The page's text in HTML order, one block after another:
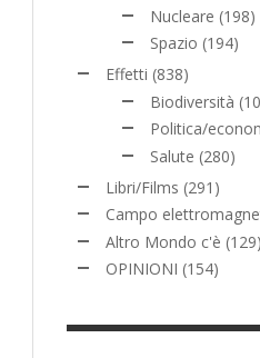
Nucleare (198)
Spazio (194)
Effetti (838)
Biodiversità
Politica/
Salute (280)
Libri/Films (291)
Campo
Altro Mondo c'è (129)
OPINIONI (154)